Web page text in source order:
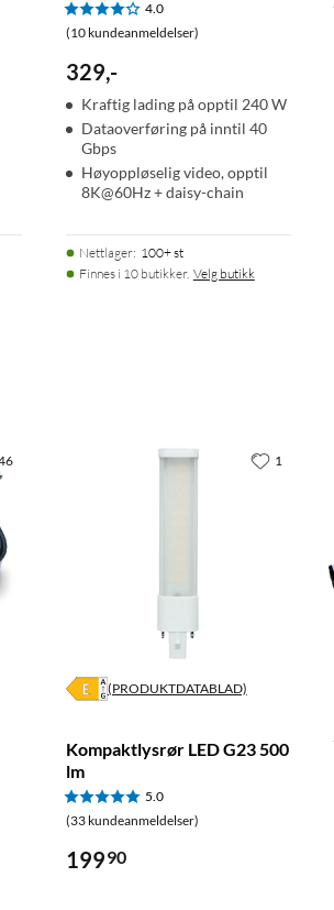
til USB-C)
4.0
(10 kundeanmeldelser)
329,-
Kraftig lading på opptil 240 W
Dataoverføring på inntil 40
Gbps
Høyoppløselig video, opptil
8K@60Hz + daisy-chain
Nettlager: 100+ st
Finnes i 10 butikker. Velg butikk
(PRODUKTDATABLAD)
Kompaktlysrør LED G23 500
lm
5.0
(33 kundeanmeldelser)
19990
1